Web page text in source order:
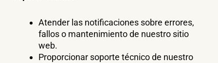
Atender las notificaciones sobre errores,
fallos o mantenimiento de nuestro sitio
web.
Proporcionar soporte técnico de nuestro